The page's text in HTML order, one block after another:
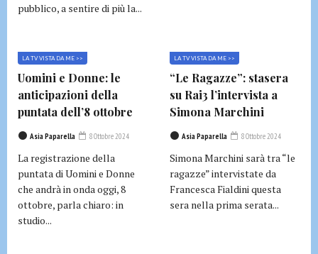
pubblico, a sentire di più la...
LA TV VISTA DA ME >>
Uomini e Donne: le
anticipazioni della
puntata dell’8 ottobre
Asia Paparella 8 Ottobre 2024
La registrazione della
puntata di Uomini e Donne
che andrà in onda oggi, 8
ottobre, parla chiaro: in
studio...
LA TV VISTA DA ME >>
“Le Ragazze”: stasera
su Rai3 l’intervista a
Simona Marchini
Asia Paparella 8 Ottobre 2024
Simona Marchini sarà tra “le
ragazze” intervistate da
Francesca Fialdini questa
sera nella prima serata...